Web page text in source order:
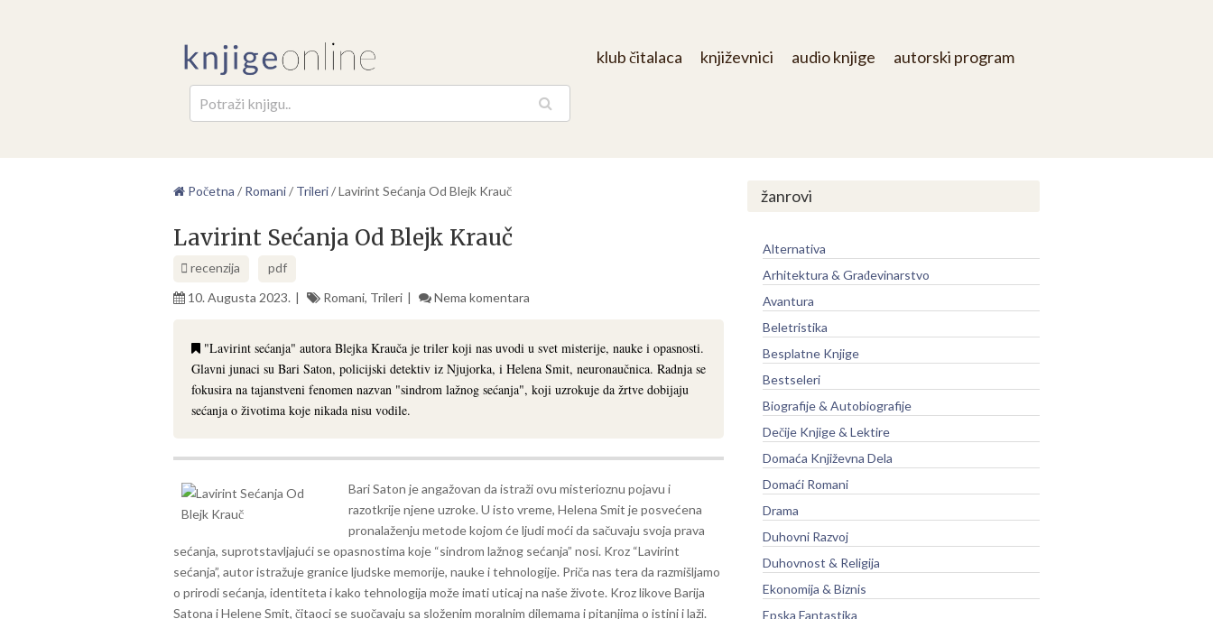
klub čitalaca književnici audio knjige autorski program
Početna / Romani/ Trileri/Lavirint Sećanja Od Blejk Krauč
Lavirint Sećanja Od Blejk Krauč
recenzija
pdf
10. Augusta 2023.
Romani, Trileri Nema komentara
"Lavirint sećanja" autora Blejka Krauča je triler koji nas uvodi u svet misterije, nauke i opasnosti.
Glavni junaci su Bari Saton, policijski detektiv iz Njujorka, i Helena Smit, neuronaučnica. Radnja se
fokusira na tajanstveni fenomen nazvan "sindrom lažnog sećanja", koji uzrokuje da žrtve dobijaju
sećanja o životima koje nikada nisu vodile.
Bari Saton je angažovan da istraži ovu misterioznu pojavu i
razotkrije njene uzroke. U isto vreme, Helena Smit je posvećena
pronalaženju metode kojom će ljudi moći da sačuvaju svoja prava
sećanja, suprotstavljajući se opasnostima koje “sindrom lažnog sećanja” nosi. Kroz “Lavirint
sećanja”, autor istražuje granice ljudske memorije, nauke i tehnologije. Priča nas tera da razmišljamo
o prirodi sećanja, identiteta i kako tehnologija može imati uticaj na naše živote. Kroz likove Barija
Satona i Helene Smit, čitaoci se suočavaju sa složenim moralnim dilemama i pitanjima o istini i laži.
žanrovi
Alternativa
Arhitektura & Građevinarstvo
Avantura
Beletristika
Besplatne Knjige
Bestseleri
Biografije & Autobiografije
Dečije Knjige & Lektire
Domaća Književna Dela
Domaći Romani
Drama
Duhovni Razvoj
Duhovnost & Religija
Ekonomija & Biznis
Epska Fantastika